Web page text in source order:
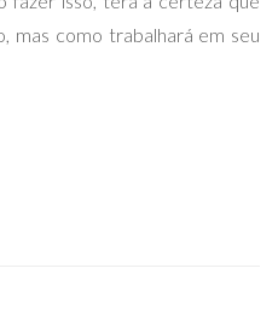
mas como trabalhará em seu